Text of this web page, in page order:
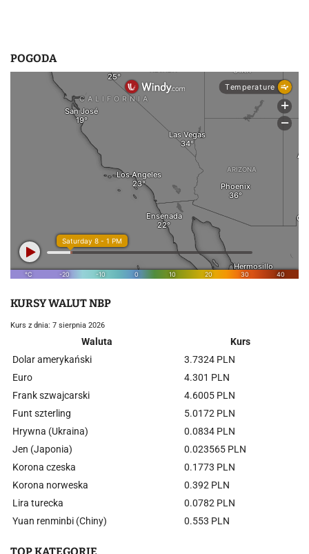
POGODA
KURSY WALUT NBP
Kurs z dnia: 7 sierpnia 2026
Waluta
Kurs
Dolar amerykański
3.7324 PLN
Euro
4.301 PLN
Frank szwajcarski
4.6005 PLN
Funt szterling
5.0172 PLN
Hrywna (Ukraina)
0.0834 PLN
Jen (Japonia)
0.023565 PLN
Korona czeska
0.1773 PLN
Korona norweska
0.392 PLN
Lira turecka
0.0782 PLN
Yuan renminbi (Chiny)
0.553 PLN